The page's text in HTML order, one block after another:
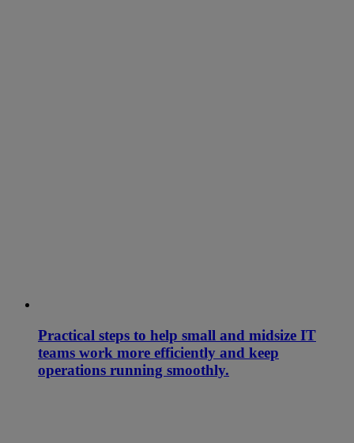
Practical steps to help small and midsize IT
teams work more efficiently and keep
operations running smoothly.